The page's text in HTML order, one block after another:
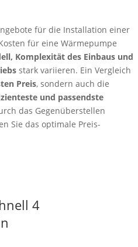
für die Installation einer
für eine Wärmepumpe
Komplexität des Einbaus und
stark variieren. Ein Vergleich
Preis, sondern auch die
und passendste
das Gegenüberstellen
Sie das optimale Preis-
4